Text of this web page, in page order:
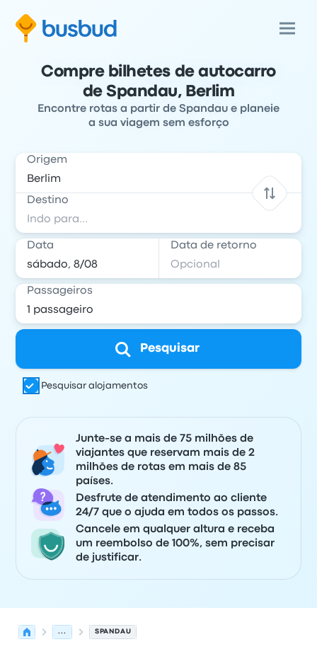
Compre bilhetes de autocarro
de Spandau, Berlim
Encontre rotas a partir de Spandau e planeie
a sua viagem sem esforço
Origem
Destino
Data Data de retorno
Passageiros
Pesquisar
Pesquisar alojamentos
Junte-se a mais de 75 milhões de
viajantes que reservam mais de 2
milhões de rotas em mais de 85
países.
Desfrute de atendimento ao cliente
24/7 que o ajuda em todos os passos.
Cancele em qualquer altura e receba
um reembolso de 100%, sem precisar
de justificar.
... SPANDAU